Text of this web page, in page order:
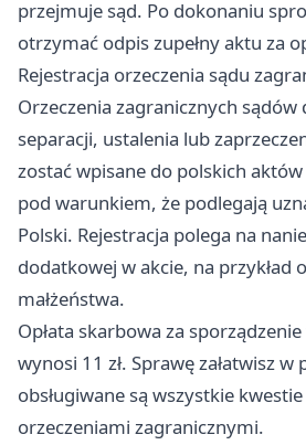
przejmuje sąd. Po dokonaniu
otrzymać odpis zupełny aktu za
Rejestracja orzeczenia sądu
Orzeczenia zagranicznych
separacji, ustalenia lub
zostać wpisane do polskich
pod warunkiem, że podlegają
Polski. Rejestracja polega na
dodatkowej w akcie, na przykład
małżeństwa.
Opłata skarbowa za
wynosi 11 zł. Sprawę załatwisz
obsługiwane są wszystkie
orzeczeniami zagranicznymi.